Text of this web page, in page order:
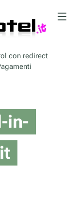
con redirect
in-